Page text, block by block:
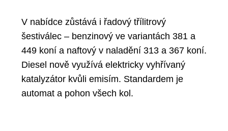
V nabídce zůstává i řadový třílitrový
šestiválec – benzinový ve variantách 381 a
449 koní a naftový v naladění 313 a 367 koní.
Diesel nově využívá elektricky vyhřívaný
katalyzátor kvůli emisím. Standardem je
automat a pohon všech kol.